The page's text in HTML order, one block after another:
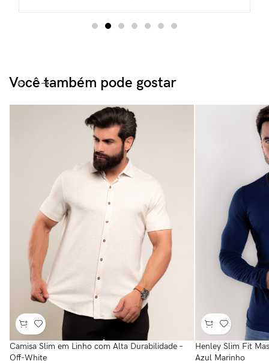
Você também pode gostar​
Camisa Slim em Linho com Alta Durabilidade –
Off-White
Henley Slim Fit
Azul Marinho